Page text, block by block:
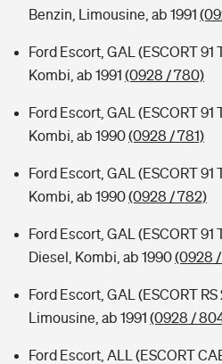
Benzin, Limousine, ab 1991
Ford Escort, GAL (ESCORT 91
Kombi, ab 1991 (0928 / 780)
Ford Escort, GAL (ESCORT 91
Kombi, ab 1990(0928 / 781)
Ford Escort, GAL (ESCORT 91
Kombi, ab 1990(0928 / 782)
Ford Escort, GAL (ESCORT 91
Diesel, Kombi, ab 1990(0928
Ford Escort, GAL (ESCORT
Limousine, ab 1991 (0928 /
Ford Escort, ALL (ESCORT